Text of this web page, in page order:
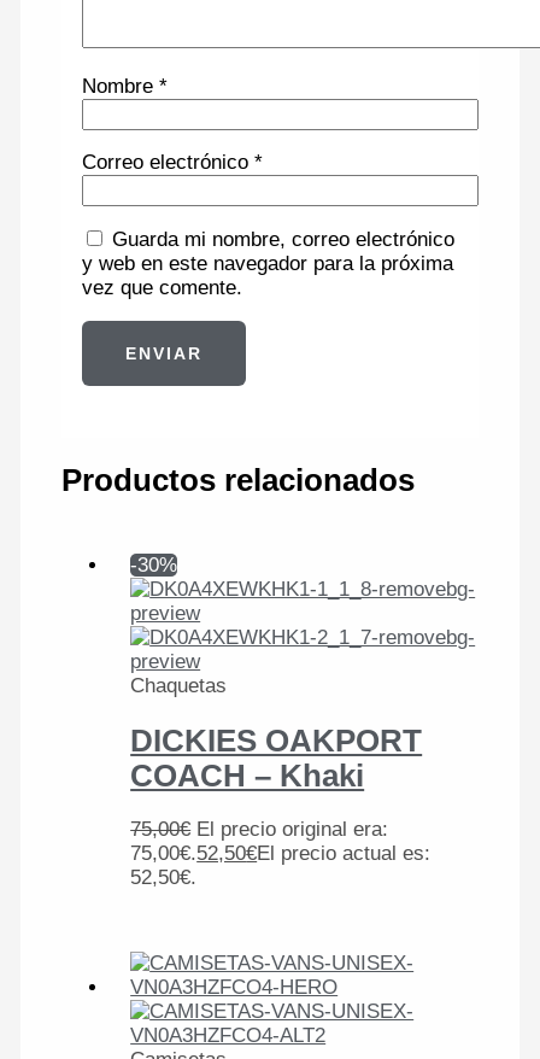
Nombre*
Correo electrónico*
Guarda mi nombre, correo electrónico
y web en este navegador para la próxima
vez que comente.
Productos relacionados
-30%
Chaquetas
DICKIES OAKPORT
COACH – Khaki
75,00€ El precio original era:
75,00€.52,50€El precio actual es:
52,50€.